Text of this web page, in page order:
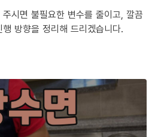
시면 불필요한 변수를 줄이고, 깔끔
방향을 정리해 드리겠습니다.